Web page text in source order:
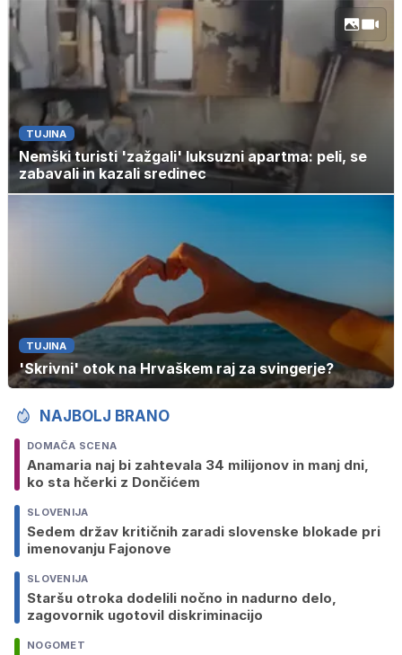
TUJINA
Nemški turisti 'zažgali' luksuzni apartma: peli, se
zabavali in kazali sredinec
TUJINA
'Skrivni' otok na Hrvaškem raj za svingerje?
NAJBOLJ BRANO
DOMAČA SCENA
Anamaria naj bi zahtevala 34 milijonov in manj dni,
ko sta hčerki z Dončićem
SLOVENIJA
Sedem držav kritičnih zaradi slovenske blokade pri
imenovanju Fajonove
SLOVENIJA
Staršu otroka dodelili nočno in nadurno delo,
zagovornik ugotovil diskriminacijo
NOGOMET